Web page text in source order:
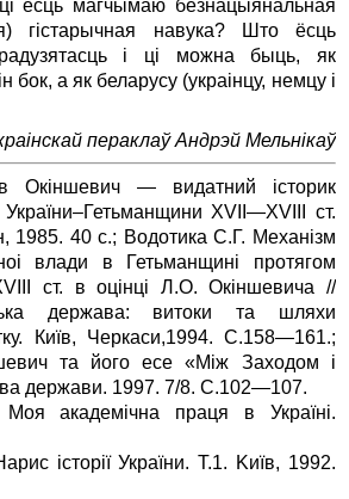
ці ёсць магчымаю безнацыянальная
гістарычная навука? Што ёсць
і ці можна быць, як
бок, а як беларусу (украінцу, немцу і
пераклаў Андрэй Мельнікаў
— видатний історик
XVII—XVIII ст.
40 с.; Водотика С.Г. Механізм
влади в Гетьманщині протягом
ст. в оцінці Л.О. Окіншевича //
держава: витоки та шляхи
Київ, Черкаси,1994. C.158—161.;
та його есе «Між Заходом і
держави. 1997. 7/8. C.102—107.
академічна праця в Україні.
історії України. Т.1. Kиїв, 1992.